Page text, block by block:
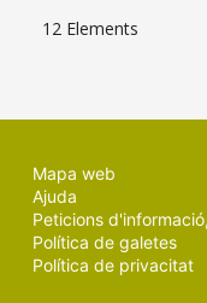
12 Elements
Mapa web
Ajuda
Peticions
Política de galetes
Política de privacitat